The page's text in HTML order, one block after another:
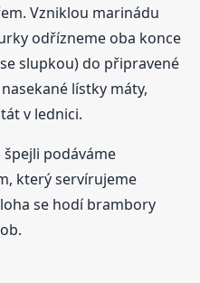
Vzniklou marinádu
odřízneme oba konce
slupkou) do připravené
lístky máty,
v lednici.
špejli podáváme
který servírujeme
se hodí brambory